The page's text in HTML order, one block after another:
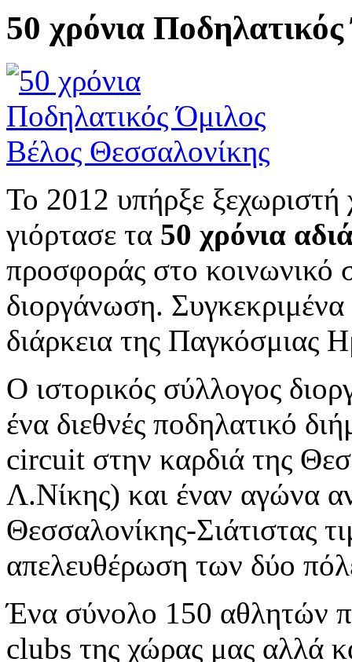
50 χρόνια
Το 2012 υπήρξε ξεχωριστή
γιόρτασε τα 50 χρόνια
προσφοράς στο κοινωνικό
διοργάνωση.
διάρκεια της Παγκόσμιας
O ιστορικός σύλλογος
ένα διεθνές ποδηλατικό
circuit στην καρδιά της
Λ.Νίκης) και έναν αγώνα
Θεσσαλονίκης-Σιάτιστας
απελευθέρωση των δύο
Ένα σύνολο 150 αθλητών
clubs της χώρας μας αλλά